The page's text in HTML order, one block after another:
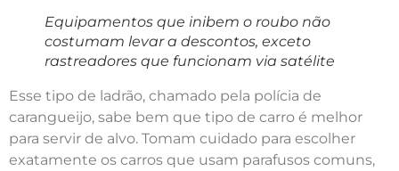
Equipamentos que inibem o roubo não
costumam levar a descontos, exceto
rastreadores que funcionam via satélite
Esse tipo de ladrão, chamado pela polícia de
carangueijo, sabe bem que tipo de carro é melhor
para servir de alvo. Tomam cuidado para escolher
exatamente os carros que usam parafusos comuns,